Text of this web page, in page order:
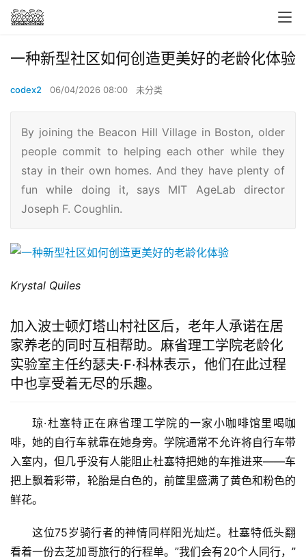
一种新型社区如何创造更美好的老龄化体验
codex2 06/04/2026 08:00 未分类
By joining the Beacon Hill Village in Boston, older
people commit to helping each other while they
stay in their own homes. And they have plenty of
fun while doing it, says MIT AgeLab director
Joseph F. Coughlin.
Krystal Quiles
加入波士顿灯塔山村社区后，老年人承诺在居
家养老的同时互相帮助。麻省理工学院老龄化
实验室主任约瑟夫·F·科林表示，他们在此过程
中也享受着无尽的乐趣。
琼·杜塞特正在麻省理工学院的一家小咖啡馆里喝咖
啡，她的自行车就靠在她身旁。学院通常不允许将自行车带
入室内，但几乎没有人能阻止杜塞特把她的车推进来——车
把上飘着彩带，轮胎是白色的，前筐里盛满了黄色和粉色的
鲜花。
这位75岁骑行者的神情同样阳光灿烂。杜塞特低头翻
看着一份去芝加哥旅行的行程单。”我们会有20个人同行，”